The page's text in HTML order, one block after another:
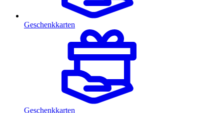
Geschenkkarten
Geschenkkarten